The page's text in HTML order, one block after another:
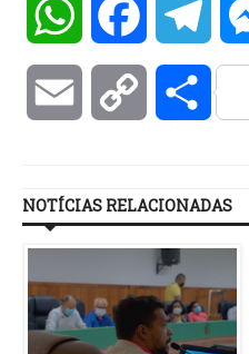
WhatsAppFacebook
Email Copy
NOTÍCIAS RELACIONADAS